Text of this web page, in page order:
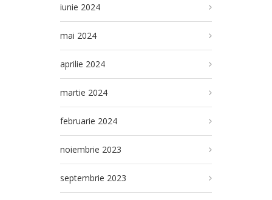
iunie 2024
mai 2024
aprilie 2024
martie 2024
februarie 2024
noiembrie 2023
septembrie 2023